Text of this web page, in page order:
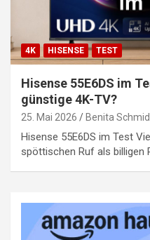
4K HISENSE TEST
Hisense 55E6DS im
günstige 4K-TV?
25. Mai 2026 Benita
Hisense 55E6DS im Test
spöttischen Ruf als billigen